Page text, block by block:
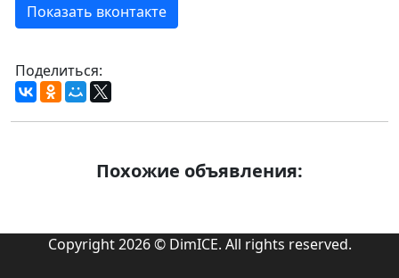
Показать вконтакте
Поделиться:
Похожие объявления:
Copyright 2026 © DimICE. All rights reserved.